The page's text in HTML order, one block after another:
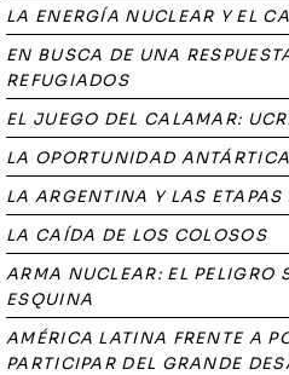
LA ENERGÍA NUCLEAR Y EL
EN BUSCA DE UNA
REFUGIADOS
EL JUEGO DEL CALAMAR:
LA OPORTUNIDAD ANTÁRTICA
LA ARGENTINA Y LAS
LA CAÍDA DE LOS COLOSOS
ARMA NUCLEAR: EL PELIGRO
ESQUINA
AMÉRICA LATINA FRENTE A
PARTICIPAR DEL GRANDE